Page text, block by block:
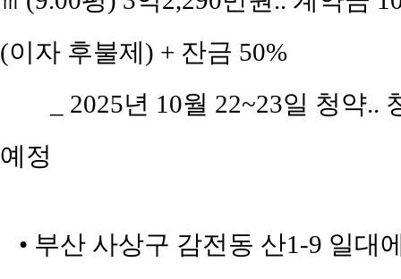
(이자 후불제) + 잔금 50%
_ 2025년 10월 22~23일 청약
예정
• 부산 사상구 감전동 산1-9 일대